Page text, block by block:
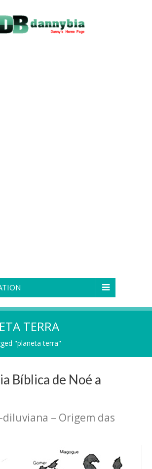
TERRA
"planeta terra"
Bíblica de Noé a
– Origem das